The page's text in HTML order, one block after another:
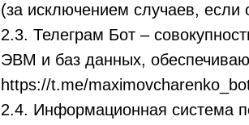
(за исключением случаев, если
2.3. Телеграм Бот –
ЭВМ и баз данных,
https://t.me/
2.4. Информационная система